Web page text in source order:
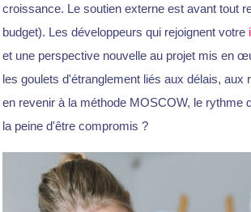
croissance. Le soutien externe est avant tout
budget). Les développeurs qui rejoignent votre
et une perspective nouvelle au projet mis en
les goulets d'étranglement liés aux délais,
en revenir à la méthode MOSCOW, le rythme
la peine d'être compromis ?